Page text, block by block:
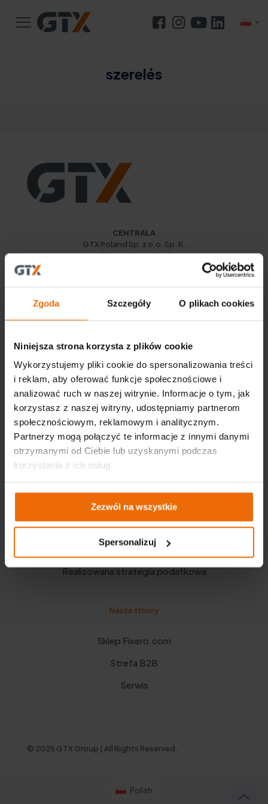
Zgoda Szczegóły O plikach cookies
Niniejsza strona korzysta z plików cookie
Wykorzystujemy pliki cookie do spersonalizowania treści
i reklam, aby oferować funkcje społecznościowe i
analizować ruch w naszej witrynie. Informacje o tym, jak
korzystasz z naszej witryny, udostępniamy partnerom
społecznościowym, reklamowym i analitycznym.
Partnerzy mogą połączyć te informacje z innymi danymi
otrzymanymi od Ciebie lub uzyskanymi podczas
korzystania z ich usług.
Zezwól na wszystkie
Spersonalizuj
szerelés
CENTRALA
GTX Poland Sp. z o.o. Sp. K.
ul. Pograniczna 2/4
Ważne linki
Aktualności
Katalogi
Akademia GTX – warsztatowa wiedza dla
początkujących
Polityka prywatności
Realizowana strategia podatkowa
Nasze strony
Sklep Fixero.com
Strefa B2B
Serwis
© 2025 GTX Group | All Rights Reserved.
Polish